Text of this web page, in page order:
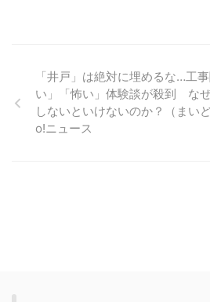
「井戸」は絶対に埋めるな…工
い」「怖い」体験談が殺到 な
しないといけないのか？（まい
o!ニュース